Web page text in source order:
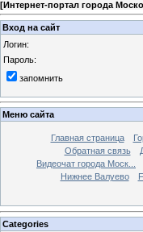
[Интернет-портал города
Вход на сайт
Логин:
Пароль:
запомнить
Меню сайта
Главная страница
Обратная связь
Видеочат города Моск...
Нижнее Валуево
Categories